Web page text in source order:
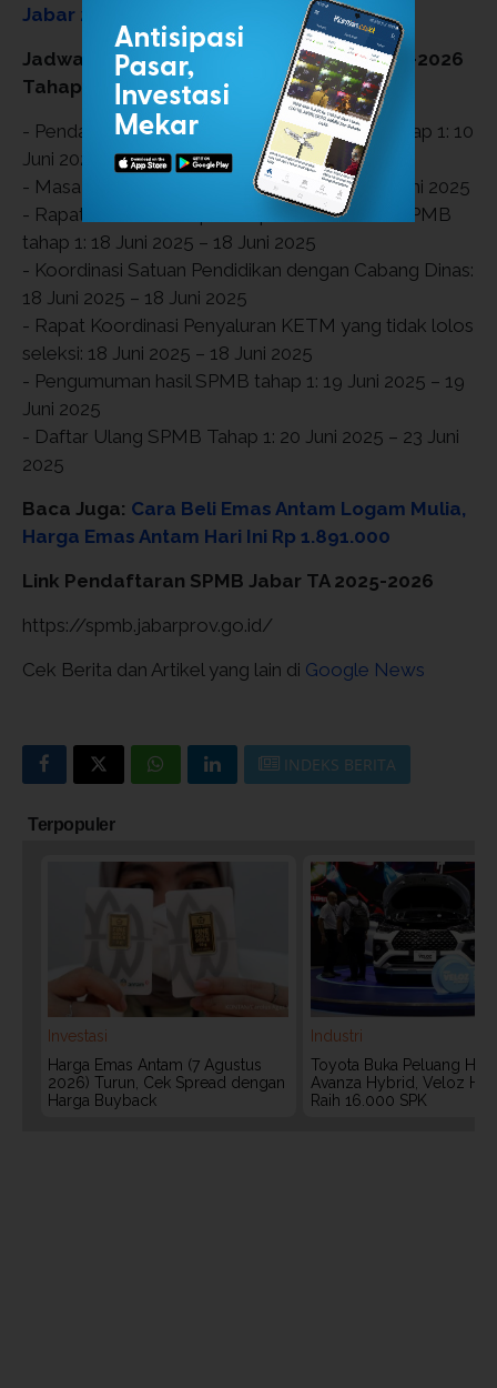
Jabar 2025
Jadwal Pendaftaran SPMB Jabar TA 2025-2026
Tahap 1
- Pendaftaran & Verifikasi Dokumen SPMB tahap 1: 10
Juni 2025 – 16 Juni 2025
- Masa Sanggah Verifikasi: 10 Juni 2025 – 17 Juni 2025
- Rapat Dewan Guru penetapan hasil seleksi SPMB
tahap 1: 18 Juni 2025 – 18 Juni 2025
- Koordinasi Satuan Pendidikan dengan Cabang Dinas:
18 Juni 2025 – 18 Juni 2025
- Rapat Koordinasi Penyaluran KETM yang tidak lolos
seleksi: 18 Juni 2025 – 18 Juni 2025
- Pengumuman hasil SPMB tahap 1: 19 Juni 2025 – 19
Juni 2025
- Daftar Ulang SPMB Tahap 1: 20 Juni 2025 – 23 Juni
2025
Baca Juga: Cara Beli Emas Antam Logam Mulia,
Harga Emas Antam Hari Ini Rp 1.891.000
Link Pendaftaran SPMB Jabar TA 2025-2026
https://spmb.jabarprov.go.id/
Cek Berita dan Artikel yang lain di Google News
INDEKS BERITA
Terpopuler
Investasi
Harga Emas Antam (7 Agustus
2026) Turun, Cek Spread dengan
Harga Buyback
Industri
Toyota Buka Peluang
Avanza Hybrid, Veloz
Raih 16.000 SPK